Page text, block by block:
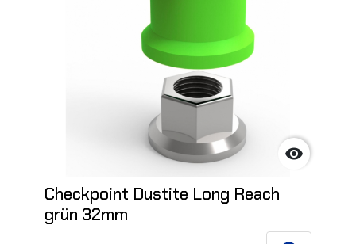

Checkpoint Dustite Long Reach
grün 32mm